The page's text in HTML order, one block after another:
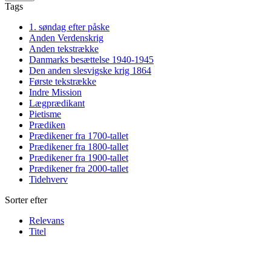
Tags
1. søndag efter påske
Anden Verdenskrig
Anden tekstrække
Danmarks besættelse 1940-1945
Den anden slesvigske krig 1864
Første tekstrække
Indre Mission
Lægprædikant
Pietisme
Prædiken
Prædikener fra 1700-tallet
Prædikener fra 1800-tallet
Prædikener fra 1900-tallet
Prædikener fra 2000-tallet
Tidehverv
Sorter efter
Relevans
Titel